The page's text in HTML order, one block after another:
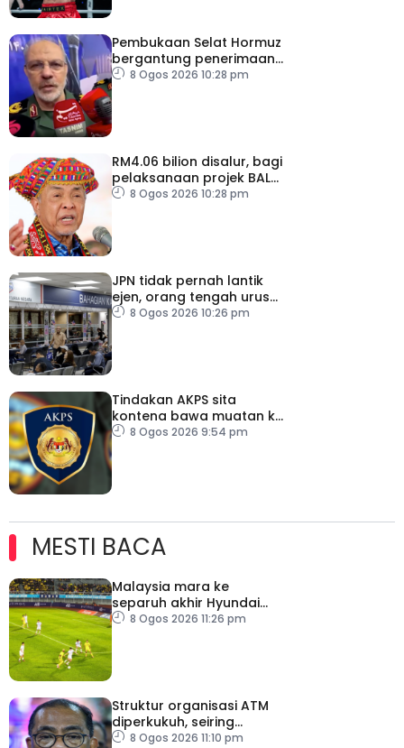
Pembukaan Selat Hormuz
bergantung penerimaan
AS – IRGC
8 Ogos 2026 10:28 pm
RM4.06 bilion disalur, bagi
pelaksanaan projek BALB
di Sabah
8 Ogos 2026 10:28 pm
JPN tidak pernah lantik
ejen, orang tengah urus
dokumentasi
8 Ogos 2026 10:26 pm
Tindakan AKPS sita
kontena bawa muatan ke
Israel bukti ketegasan
8 Ogos 2026 9:54 pm
MESTI BACA
Malaysia mara ke
separuh akhir Hyundai
ASEAN Cup
8 Ogos 2026 11:26 pm
Struktur organisasi ATM
diperkukuh, seiring
pemodenan aset
8 Ogos 2026 11:10 pm